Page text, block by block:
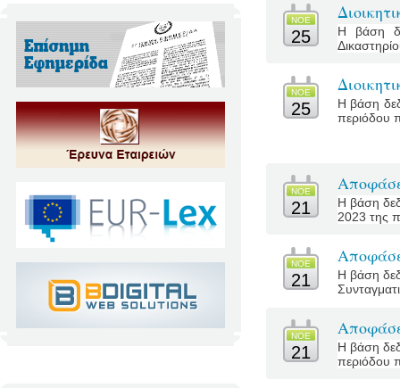
ΝΟΕ
25
Η βάση
ΝΟΕ
25
Η βάση
περιόδου
ΝΟΕ
21
Η βάση
2023 της
ΝΟΕ
21
Η βάση
ΝΟΕ
21
Η βάση
περιόδου